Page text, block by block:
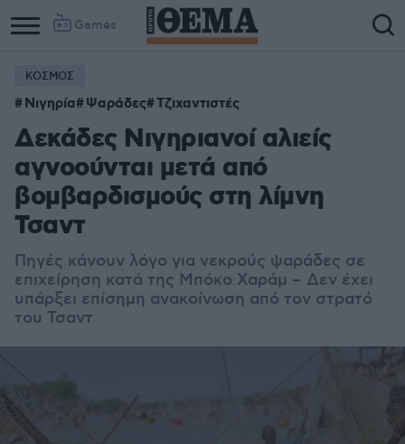
Games
ΚΟΣΜΟΣ
Νιγηρία Ψαράδες Τζιχαντιστές
Δεκάδες Νιγηριανοί αλιείς
αγνοούνται μετά από
βομβαρδισμούς στη λίμνη
Τσαντ
Πηγές κάνουν λόγο για νεκρούς ψαράδες σε
επιχείρηση κατά της Μπόκο Χαράμ – Δεν έχει
υπάρξει επίσημη ανακοίνωση από τον στρατό
του Τσαντ